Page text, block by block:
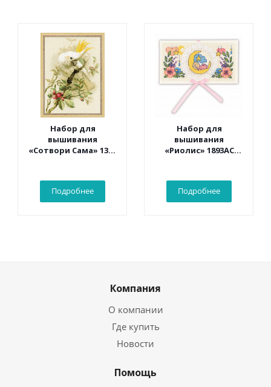
Набор для
вышивания
«Сотвори Сама» 1362
Подробнее
Набор для
вышивания
«Риолис» 1893АС
малыша» 16*9 см
Подробнее
Компания
О компании
Где купить
Новости
Помощь